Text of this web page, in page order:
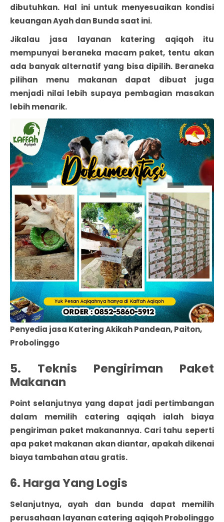
dibutuhkan. Hal ini untuk menyesuaikan kondisi
keuangan Ayah dan Bunda saat ini.
Jikalau jasa layanan katering aqiqoh itu
mempunyai beraneka macam paket, tentu akan
ada banyak alternatif yang bisa dipilih. Beraneka
pilihan menu makanan dapat dibuat juga
menjadi nilai lebih supaya pembagian masakan
lebih menarik.
Penyedia jasa Katering Akikah Pandean, Paiton,
Probolinggo
5. Teknis Pengiriman Paket
Makanan
Point selanjutnya yang dapat jadi pertimbangan
dalam memilih catering aqiqah ialah biaya
pengiriman paket makanannya. Cari tahu seperti
apa paket makanan akan diantar, apakah dikenai
biaya tambahan atau gratis.
6. Harga Yang Logis
Selanjutnya, ayah dan bunda dapat memilih
perusahaan layanan catering aqiqoh Probolinggo